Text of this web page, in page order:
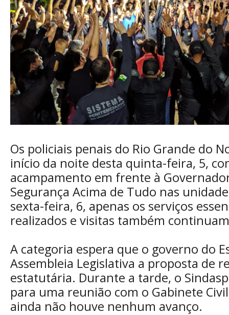
Os policiais penais do Rio Grande do
início da noite desta quinta-feira, 5,
acampamento em frente à
Segurança Acima de Tudo nas
sexta-feira, 6, apenas os serviços
realizados e visitas também
A categoria espera que o governo do
Assembleia Legislativa a proposta de
estatutária. Durante a tarde, o
para uma reunião com o Gabinete
ainda não houve nenhum avanço.